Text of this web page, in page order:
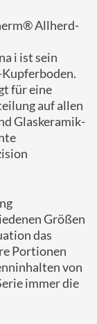
Allherd-
i ist sein
für eine
auf allen
Glaskeramik-
Größen
das
Portionen
von
immer die